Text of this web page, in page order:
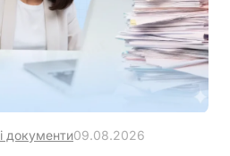
документи09.08.2026